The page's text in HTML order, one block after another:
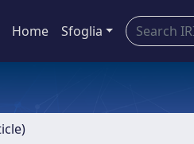
Home Sfoglia